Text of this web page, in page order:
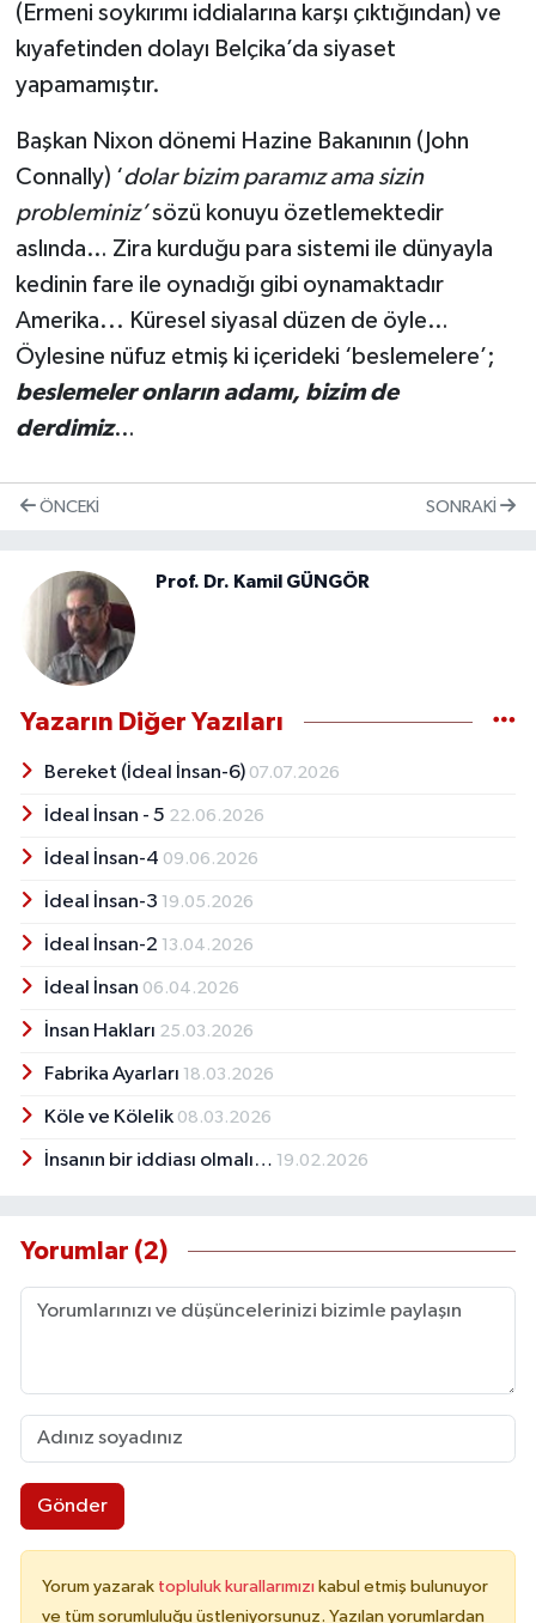
(Ermeni soykırımı iddialarına karşı çıktığından) ve
kıyafetinden dolayı Belçika’da siyaset
yapamamıştır.
Başkan Nixon dönemi Hazine Bakanının (John
Connally) ‘dolar bizim paramız ama sizin
probleminiz’sözü konuyu özetlemektedir
aslında… Zira kurduğu para sistemi ile dünyayla
kedinin fare ile oynadığı gibi oynamaktadır
Amerika... Küresel siyasal düzen de öyle…
Öylesine nüfuz etmiş ki içerideki ‘beslemelere’;
beslemeler onların adamı, bizim de
derdimiz…
ÖNCEKI SONRAKI
Prof. Dr. Kamil GÜNGÖR
Yazarın Diğer Yazıları
Bereket (İdeal İnsan-6) 07.07.2026
İdeal İnsan - 5 22.06.2026
İdeal İnsan-4 09.06.2026
İdeal İnsan-3 19.05.2026
İdeal İnsan-2 13.04.2026
İdeal İnsan 06.04.2026
İnsan Hakları 25.03.2026
Fabrika Ayarları 18.03.2026
Köle ve Kölelik 08.03.2026
İnsanın bir iddiası olmalı… 19.02.2026
Yorumlar (2)
Gönder
Yorum yazarak topluluk kurallarımızı kabul etmiş bulunuyor
ve tüm sorumluluğu üstleniyorsunuz. Yazılan yorumlardan